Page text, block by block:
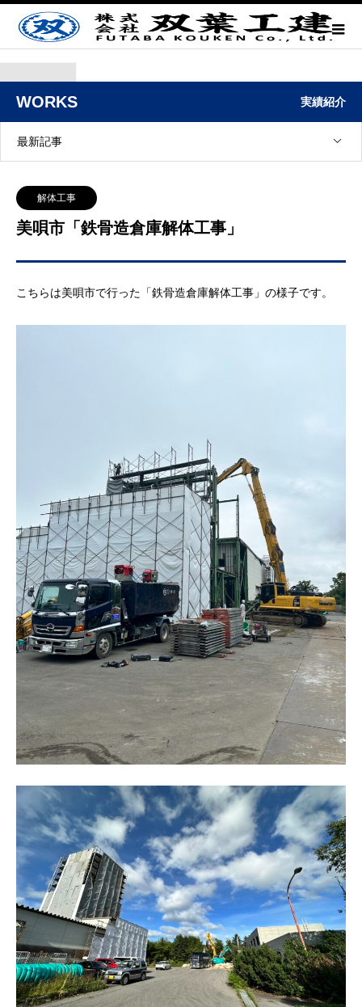
WORKS 実績紹介
最新記事
解体工事
美唄市「鉄骨造倉庫解体工事」
こちらは美唄市で行った「鉄骨造倉庫解体工事」の様子です。